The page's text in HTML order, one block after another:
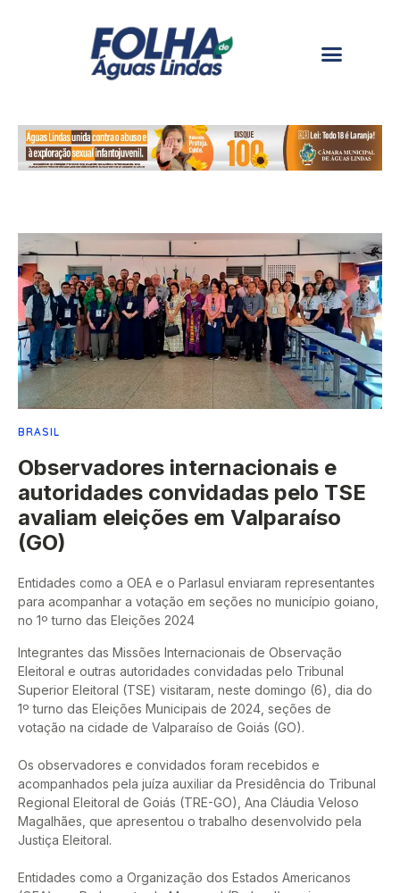
BRASIL
Observadores internacionais e
autoridades convidadas pelo TSE
avaliam eleições em Valparaíso
(GO)
Entidades como a OEA e o Parlasul enviaram representantes
para acompanhar a votação em seções no município goiano,
no 1º turno das Eleições 2024
Integrantes das Missões Internacionais de Observação
Eleitoral e outras autoridades convidadas pelo Tribunal
Superior Eleitoral (TSE) visitaram, neste domingo (6), dia do
1º turno das Eleições Municipais de 2024, seções de
votação na cidade de Valparaíso de Goiás (GO).
Os observadores e convidados foram recebidos e
acompanhados pela juíza auxiliar da Presidência do Tribunal
Regional Eleitoral de Goiás (TRE-GO), Ana Cláudia Veloso
Magalhães, que apresentou o trabalho desenvolvido pela
Justiça Eleitoral.
Entidades como a Organização dos Estados Americanos